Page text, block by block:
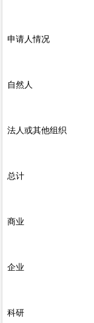
申请人情况
自然人
法人或其他组织
总计
商业
企业
科研